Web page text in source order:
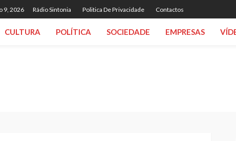
9, 2026 Rádio Sintonia Politica De Privacidade Contactos
CULTURA POLÍTICA SOCIEDADE EMPRESAS